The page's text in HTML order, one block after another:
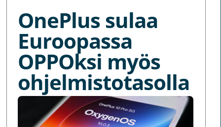
OnePlus sulaa
Euroopassa
OPPOksi myös
ohjelmistotasolla